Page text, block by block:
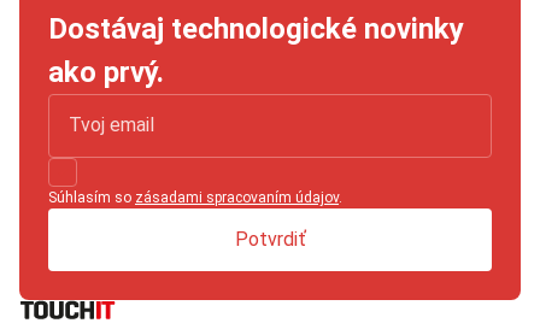
Dostávaj technologické novinky
ako prvý.
Súhlasím so zásadami spracovaním údajov.
Potvrdiť